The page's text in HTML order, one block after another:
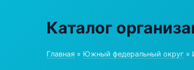
Каталог
Главная » Южный федеральный округ »